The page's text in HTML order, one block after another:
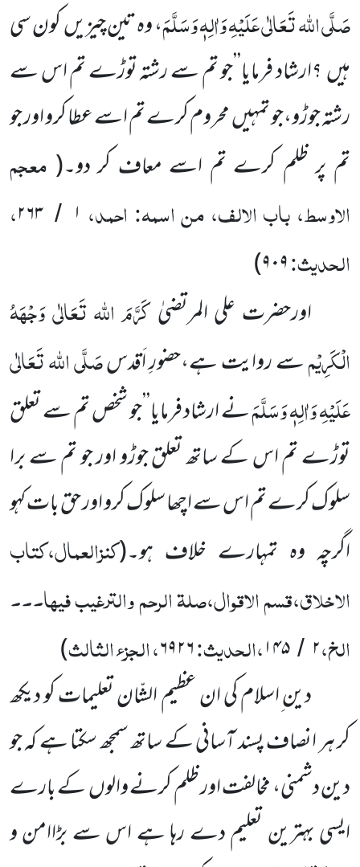
صَلَّی اللہ تَعَالٰی عَلَیْہِ وَاٰلِہٖ وَسَلَّمَ، وہ تین چیزیں کون سی
ہیں ؟ارشاد فرمایا’’جو تم سے رشتہ توڑے تم اس سے
رشتہ جوڑو،جو تمہیں محروم کرے تم اسے عطا کرو اور جو
تم پر ظلم کرے تم اسے معاف کر دو۔( معجم
الاوسط، باب الالف، من اسمہ: احمد، ۱ / ۲۶۳،
الحدیث:۹۰۹)
اورحضرت علی المرتضیٰکَرَّمَ اللہ تَعَالٰی وَجْہَہُ
الْکَرِیْمسے روایت ہے،حضورِ اَقدسصَلَّی اللہ تَعَالٰی
عَلَیْہِ وَاٰلِہٖ وَسَلَّمَنے ارشاد فرمایا’’جو شخص تم سے تعلق
توڑے تم اس کے ساتھ تعلق جوڑو اور جو تم سے برا
سلوک کرے تم اس سے اچھا سلوک کرو اور حق بات کہو
اگرچہ وہ تمہارے خلاف ہو۔(کنزالعمال،کتاب
الاخلاق،قسم الاقوال،صلۃ الرحم والترغیب فیہا۔۔۔
الخ،۲ / ۱۴۵،الحدیث:۶۹۲۶، الجزء الثالث)
دین ِاسلام کی ان عظیم الشّان تعلیمات کو دیکھ
کر ہر انصاف پسند آسانی کے ساتھ سمجھ سکتا ہے کہ جو
دین دشمنی، مخالفت اور ظلم کرنے والوں کے بارے
ایسی بہترین تعلیم دے رہا ہے اس سے بڑاامن و